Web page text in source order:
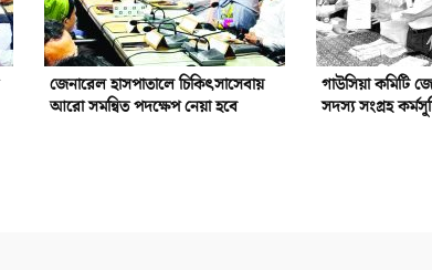
জেনারেল হাসপাতালে চিকিৎসাসেবায়
আরো সমন্বিত পদক্ষেপ নেয়া হবে
গাউসিয়া কমিটি
সদস্য সংগ্রহ